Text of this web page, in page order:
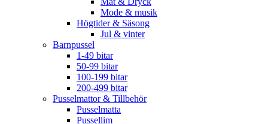
Mode & musik
Högtider & Säsong
Jul & vinter
Barnpussel
1-49 bitar
50-99 bitar
100-199 bitar
200-499 bitar
Pusselmattor & Tillbehör
Pusselmatta
Pussellim